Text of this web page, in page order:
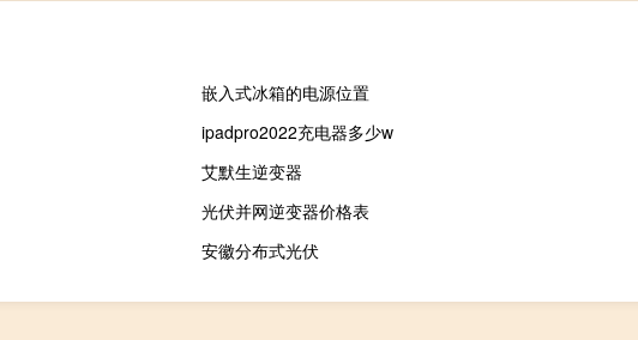
嵌入式冰箱的电源位置
ipadpro2022充电器多少w
艾默生逆变器
光伏并网逆变器价格表
安徽分布式光伏